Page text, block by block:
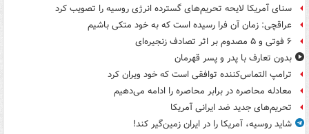
سنای آمریکا لایحه تحریم‌های گسترده انرژی روسیه را تصویب کرد
عراقچی: زمان آن فرا رسیده است که به خود متکی باشیم
۶ فوتی و ۵ مصدوم بر اثر تصادف زنجیره‌ای
بدون تعارف با پدر و پسر قهرمان
ترامپ التماس‌کننده توافقی است که خود ویران کرد
معادله محاصره در برابر محاصره را ادامه می‌دهیم
تحریم‌های جدید ضد ایرانی آمریکا
شاید روسیه، آمریکا را در ایران زمین‌گیر کند!